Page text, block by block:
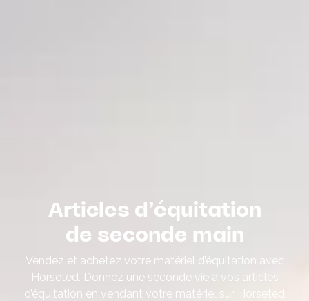
Articles d’équitation
de seconde main
Vendez et achetez votre matériel d’équitation avec
Horseted. Donnez une seconde vie à vos articles
d’équitation en vendant votre matériel sur Horseted